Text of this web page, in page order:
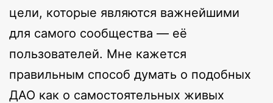
цели, которые являются важнейшими
для самого сообщества — её
пользователей. Мне кажется
правильным способ думать о подобных
ДАО как о самостоятельных живых